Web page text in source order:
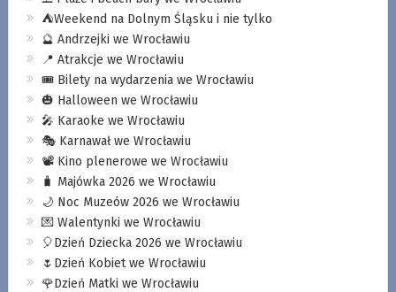
⛺️Weekend na Dolnym Śląsku i nie tylko
🔮 Andrzejki we Wrocławiu
📍 Atrakcje we Wrocławiu
🎟️ Bilety na wydarzenia we Wrocławiu
🎃 Halloween we Wrocławiu
🎤 Karaoke we Wrocławiu
🎭 Karnawał we Wrocławiu
📽️ Kino plenerowe we Wrocławiu
🧳 Majówka 2026 we Wrocławiu
🌙 Noc Muzeów 2026 we Wrocławiu
💌 Walentynki we Wrocławiu
🎈Dzień Dziecka 2026 we Wrocławiu
🌷Dzień Kobiet we Wrocławiu
🌹Dzień Matki we Wrocławiu